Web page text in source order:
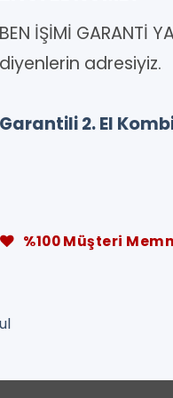
BEN İŞİMİ GARANTİ
diyenlerin adresiyiz.
Garantili 2. El Kombi
%100 Müşteri